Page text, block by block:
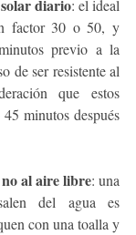
diario: el ideal
factor 30 o 50, y
previo a la
de ser resistente al
que estos
minutos después
al aire libre: una
del agua es
con una toalla y